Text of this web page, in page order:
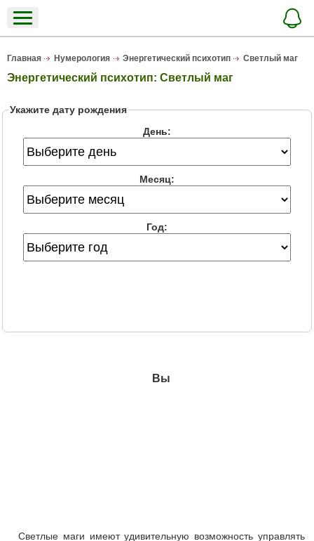
Главная Нумерология Энергетический психотип Светлый маг
Энергетический психотип: Светлый маг
Укажите дату рождения
День:
Месяц:
Год:
Вы
Светлые маги имеют удивительную возможность управлять